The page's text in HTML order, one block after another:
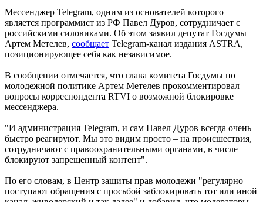
Мессенджер Telegram, одним из основателей которого
является программист из РФ Павел Дуров, сотрудничает с
российскими силовиками. Об этом заявил депутат Госдумы
Артем Метелев, сообщает Telegram-канал издания ASTRA,
позиционирующее себя как независимое.
В сообщении отмечается, что глава комитета Госдумы по
молодежной политике Артем Метелев прокомментировал
вопросы корреспондента RTVI о возможной блокировке
мессенджера.
"И администрация Telegram, и сам Павел Дуров всегда очень
быстро реагируют. Мы это видим просто – на происшествия,
сотрудничают с правоохранительными органами, в числе
блокируют запрещенный контент".
По его словам, в Центр защиты прав молодежи "регулярно
поступают обращения с просьбой заблокировать тот или иной